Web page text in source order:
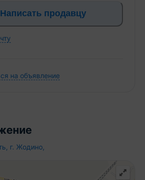
Написать продавцу
на объявление
г. Жодино